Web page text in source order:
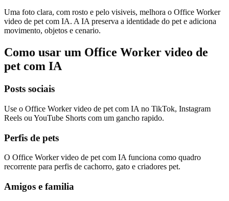
Uma foto clara, com rosto e pelo visiveis, melhora o Office Worker
video de pet com IA. A IA preserva a identidade do pet e adiciona
movimento, objetos e cenario.
Como usar um Office Worker video de
pet com IA
Posts sociais
Use o Office Worker video de pet com IA no TikTok, Instagram
Reels ou YouTube Shorts com um gancho rapido.
Perfis de pets
O Office Worker video de pet com IA funciona como quadro
recorrente para perfis de cachorro, gato e criadores pet.
Amigos e familia